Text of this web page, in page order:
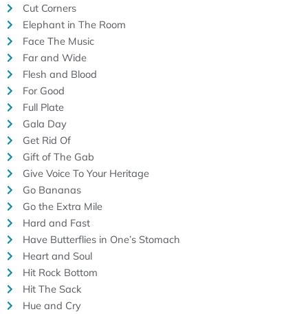
Cut Corners
Elephant in The Room
Face The Music
Far and Wide
Flesh and Blood
For Good
Full Plate
Gala Day
Get Rid Of
Gift of The Gab
Give Voice To Your Heritage
Go Bananas
Go the Extra Mile
Hard and Fast
Have Butterflies in One’s Stomach
Heart and Soul
Hit Rock Bottom
Hit The Sack
Hue and Cry